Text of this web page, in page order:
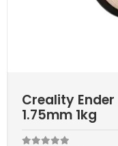
Creality Ender
1.75mm 1kg